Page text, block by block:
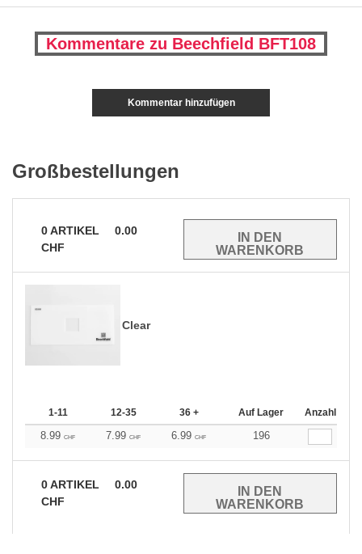
Kommentare zu Beechfield BFT108
Kommentar hinzufügen
Großbestellungen
0ARTIKEL
0.00
CHF
Clear
1-11 12-35 36 + Auf Lager Anzahl
8.99 CHF 7.99 CHF 6.99 CHF 196
0ARTIKEL
0.00
CHF